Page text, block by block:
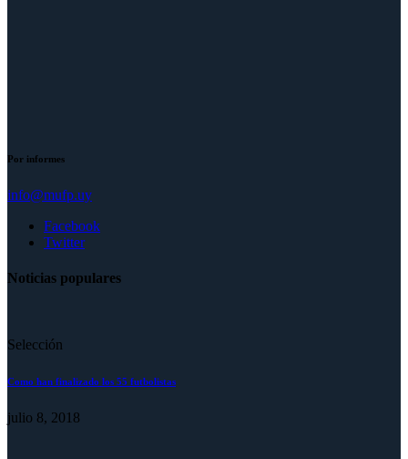
Por informes
info@mufp.uy
Facebook
Twitter
Noticias populares
Selección
Como han finalizado los 55 futbolistas
julio 8, 2018